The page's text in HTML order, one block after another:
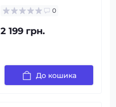
0
2 199 грн.
До кошика